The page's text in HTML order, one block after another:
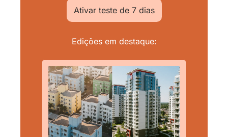
Ativar teste de 7 dias
Edições em destaque: